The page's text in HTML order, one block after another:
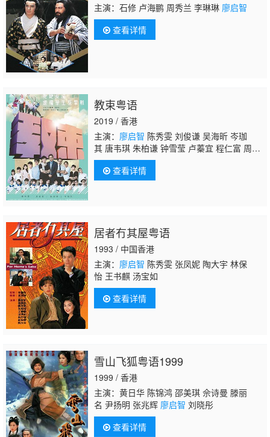
主演：石修 卢海鹏 周秀兰 李琳琳 廖启智
查看详情
教束粤语
2019 / 香港
主演： 廖启智 陈秀雯 刘俊谦 吴海昕 岑珈
其 唐韦琪 朱柏谦 钟雪莹 卢蓁宜 程仁富 周汉
宁 邓丽英 Tang Lai Ying Amy 麦可怡 黄泽
锋 胡希文 陈安莹 唐浩然 馮心蕙 馬思敏 张蔓
姿 张蔓莎 李卓毅 馬治 凌健熙 黎美萱 李英
查看详情
居者冇其屋粤语
1993 / 中国香港
主演： 廖启智 陈秀雯 张凤妮 陶大宇 林保
怡 王书麒 汤宝如
查看详情
雪山飞狐粤语1999
1999 / 香港
主演：黄日华 陈锦鸿 邵美琪 佘诗曼 滕丽
名 尹扬明 张兆辉 廖启智 刘晓彤
查看详情